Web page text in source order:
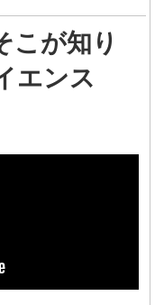
こが知り
エンス